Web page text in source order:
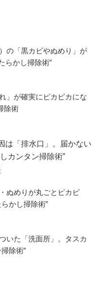
の「黒カビやぬめり」が
らかし掃除術”
」が確実にピカピカにな
除術
は「排水口」。届かない
カンタン掃除術”
ぬめりが丸ごとピカピ
かし掃除術”
いた「洗面所」。タスカ
除術”